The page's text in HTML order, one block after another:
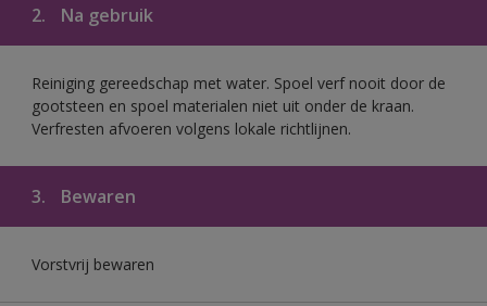
2. Na gebruik
Reiniging gereedschap met water. Spoel verf nooit door de
gootsteen en spoel materialen niet uit onder de kraan.
Verfresten afvoeren volgens lokale richtlijnen.
3. Bewaren
Vorstvrij bewaren